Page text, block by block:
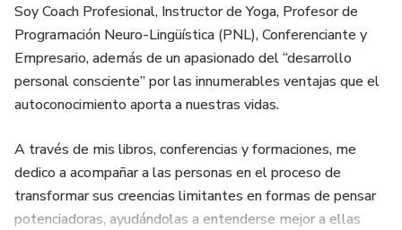
Soy Coach Profesional, Instructor de Yoga, Profesor de
Programación Neuro-Lingüística (PNL), Conferenciante y
Empresario, además de un apasionado del “desarrollo
personal consciente” por las innumerables ventajas que el
autoconocimiento aporta a nuestras vidas.
A través de mis libros, conferencias y formaciones, me
dedico a acompañar a las personas en el proceso de
transformar sus creencias limitantes en formas de pensar
potenciadoras, ayudándolas a entenderse mejor a ellas